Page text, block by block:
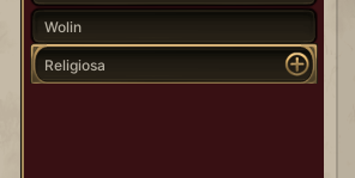
Wolin
Religiosa